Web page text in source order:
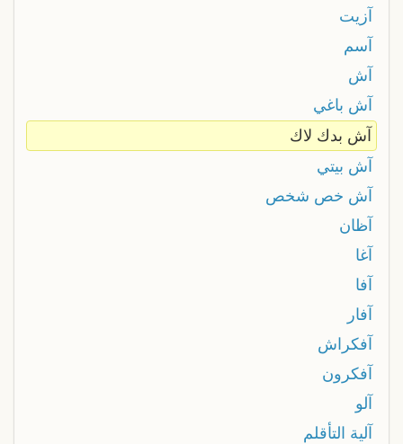
آزيت
آسم
آش
آش باغي
آش بدك لاك
آش بيتي
آش خص شخص
آظان
آغا
آفا
آفار
آفكراش
آفكرون
آلو
آلية التأقلم